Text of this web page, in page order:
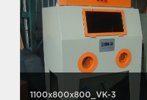
1100x800x800_VK-3